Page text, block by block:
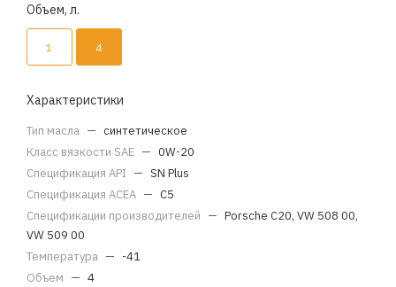
Объем, л.
1 4
Характеристики
Тип масла — синтетическое
Класс вязкости SAE — 0W-20
Спецификация API — SN Plus
Спецификация ACEA — C5
Спецификации производителей — Porsche C20, VW 508 00,
VW 509 00
Температура — -41
Объем — 4